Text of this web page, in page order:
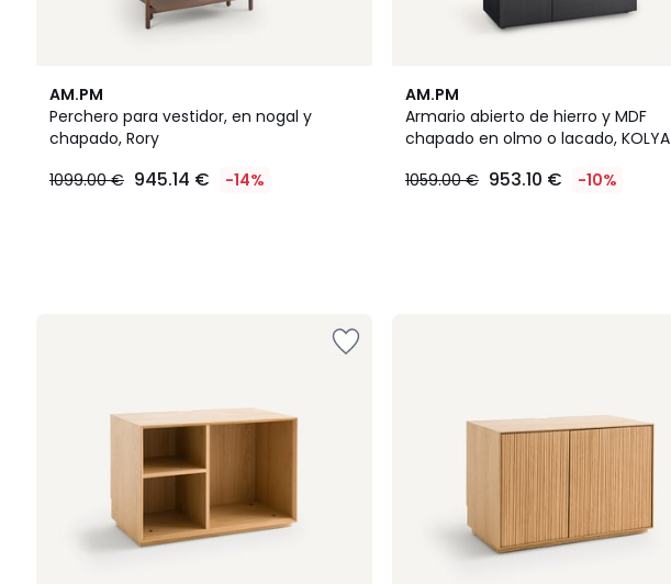
AM.PM
Perchero para vestidor, en nogal y
chapado, Rory
1099.00 € 945.14 € -14%
AM.PM
Armario abierto de hierro y MDF
chapado en olmo o lacado, KOLYA
1059.00 € 953.10 € -10%